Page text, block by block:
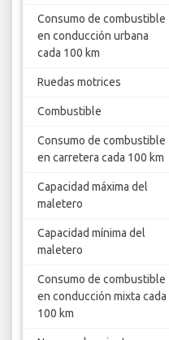
Consumo de combustible
en conducción urbana
cada 100 km
Ruedas motrices
Combustible
Consumo de combustible
en carretera cada 100 km
Capacidad máxima del
maletero
Capacidad mínima del
maletero
Consumo de combustible
en conducción mixta cada
100 km